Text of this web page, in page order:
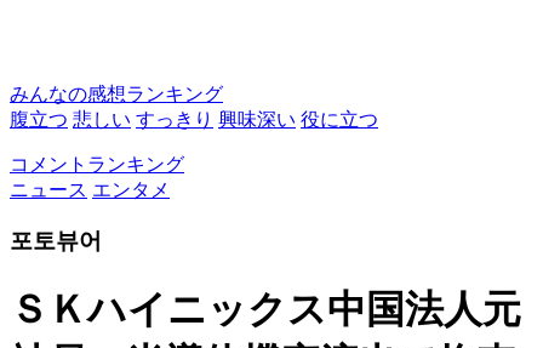
みんなの感想ランキング
腹立つ 悲しい すっきり 興味深い 役に立つ
コメントランキング
ニュース エンタメ
포토뷰어
ＳＫハイニックス中国法人元